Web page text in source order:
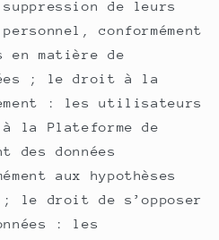
suppression de leurs
conformément
matière de
; le droit à la
: les utilisateurs
à la Plateforme de
données
aux hypothèses
; le droit de s’opposer
: les